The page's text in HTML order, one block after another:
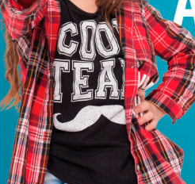
com ostermos e condições